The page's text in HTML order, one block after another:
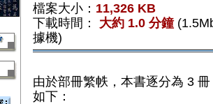
檔案大小： 11,326 KB
下載時間：
大約 1.0 分鐘
據機)
由於部冊繁帙，本書逐分為 3
如下：